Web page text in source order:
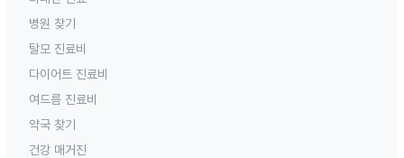
병원 찾기
탈모 진료비
다이어트 진료비
여드름 진료비
약국 찾기
건강 매거진